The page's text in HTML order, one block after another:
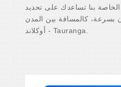
بنا تساعدك على تحديد
بسرعة، كالمسافة بين المدن
أوكلاند - Tauranga.